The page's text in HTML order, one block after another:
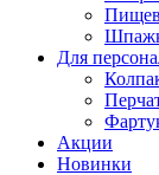
Для
Акции
Новинки